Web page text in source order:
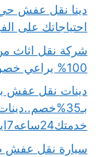
دينا نقل عفش حي
احتياجاتك على
شركة نقل اثاث
100% يراعي خصوصية رحلتك وأغراضك
دينات نقل عفش
خدمتك24ساعه7ايام
سيارة نقل عفش